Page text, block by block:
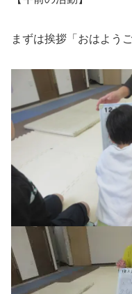
まずは挨拶「おはよう